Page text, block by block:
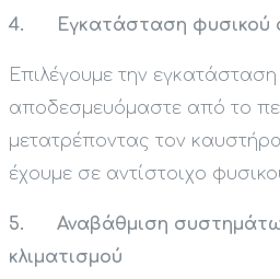
4. Εγκατάσταση φυσικού
Επιλέγουμε την
αποδεσμευόμαστε από το
μετατρέποντας τον
έχουμε σε αντίστοιχο
5. Αναβάθμιση
κλιματισμού